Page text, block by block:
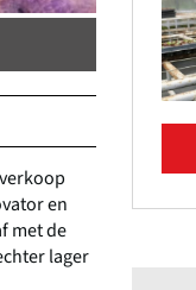
en
met de
lager